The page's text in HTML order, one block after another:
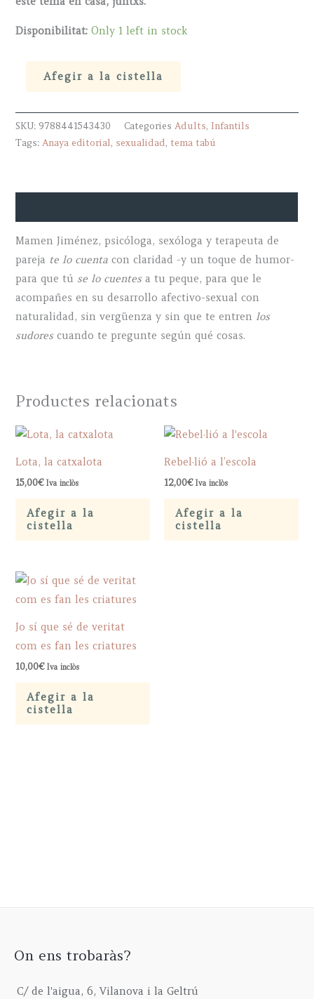
Disponibilitat: Only 1 left in stock
explico
-
y
dónde
hablar
de
eso
con
tus
Afegir a la cistella
SKU: 9788441543430 CategoriesAdults, Infantils
Tags:Anaya editorial, sexualidad, tema tabú
Mamen Jiménez, psicóloga, sexóloga y terapeuta de
pareja te lo cuenta con claridad -y un toque de humor-
para que tú se lo cuentesa tu peque, para que le
acompañes en su desarrollo afectivo-sexual con
naturalidad, sin vergüenza y sin que te entrenlos
sudorescuando te pregunte según qué cosas.
Productes relacionats
Lota, la catxalota
15,00€ Iva inclòs
Afegir a la
cistella
Rebel·lió a l’escola
12,00€ Iva inclòs
Afegir a la
cistella
Jo sí que sé de veritat
com es fan les criatures
10,00€ Iva inclòs
Afegir a la
cistella
On ens trobaràs?
C/ de l'aigua, 6, Vilanova i la Geltrú